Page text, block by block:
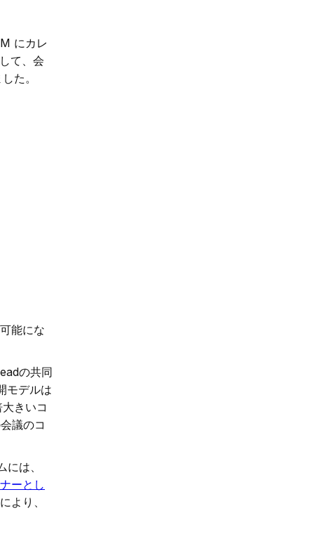
にカレ
て、会
た。
能にな
の共同
モデルは
きいコ
議のコ
は、
ーとし
より、